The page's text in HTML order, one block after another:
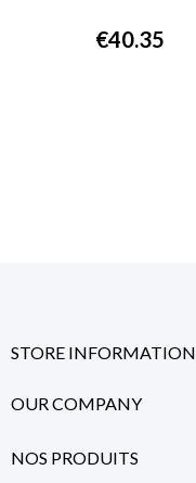
€40.35
STORE INFORMATION
OUR COMPANY
NOS PRODUITS